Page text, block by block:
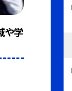
や学